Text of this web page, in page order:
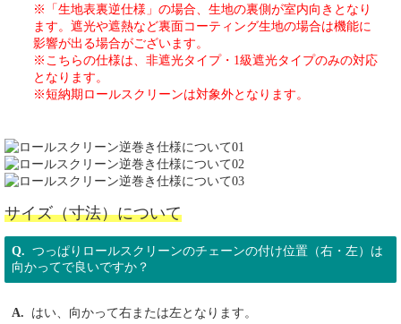
※「生地表裏逆仕様」の場合、生地の裏側が室内向きとなり
ます。遮光や遮熱など裏面コーティング生地の場合は機能に
影響が出る場合がございます。
※こちらの仕様は、非遮光タイプ・1級遮光タイプのみの対応
となります。
※短納期ロールスクリーンは対象外となります。
サイズ（寸法）について
つっぱりロールスクリーンのチェーンの付け位置（右・左）は
向かってで良いですか？
はい、向かって右または左となります。